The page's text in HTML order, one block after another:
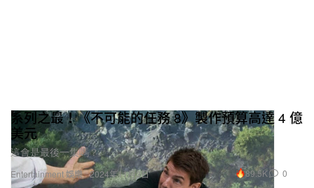
Entertainment 娛樂
美元
這會是最後一集嗎？
2024年11月3日 89.5K